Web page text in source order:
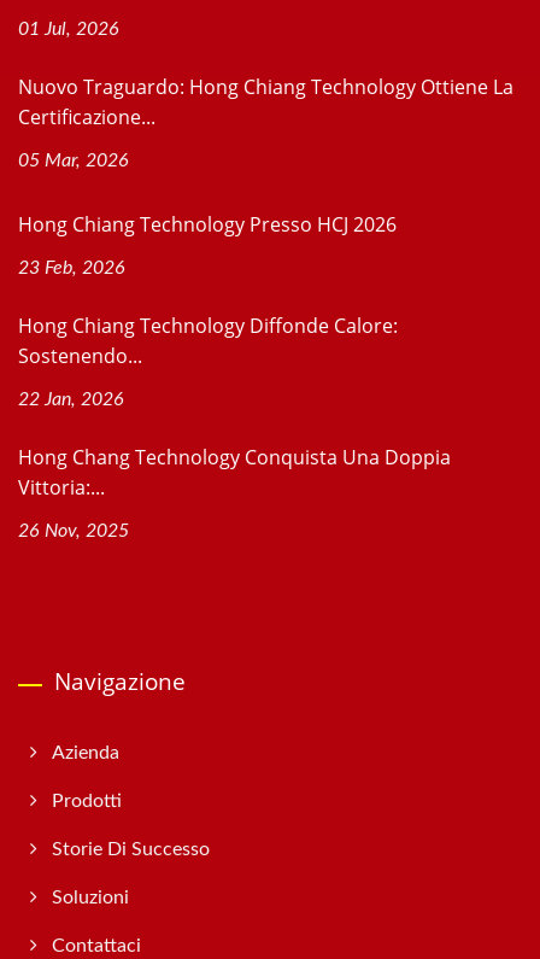
01 Jul, 2026
Nuovo Traguardo: Hong Chiang Technology Ottiene La
Certificazione...
05 Mar, 2026
Hong Chiang Technology Presso HCJ 2026
23 Feb, 2026
Hong Chiang Technology Diffonde Calore:
Sostenendo...
22 Jan, 2026
Hong Chang Technology Conquista Una Doppia
Vittoria:...
26 Nov, 2025
Navigazione
Azienda
Prodotti
Storie Di Successo
Soluzioni
Contattaci